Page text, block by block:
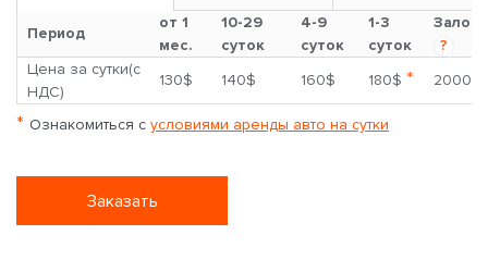
Период
от 1
мес.
10-29
суток
4-9
суток
1-3
суток
Залог
?
Цена за сутки(с
НДС)
130$ 140$ 160$ 180$ * 2000$
* Ознакомиться с условиями аренды авто на сутки
Заказать